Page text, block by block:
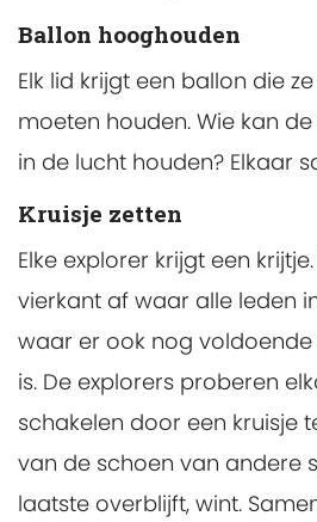
Ballon hooghouden
Elk lid krijgt een ballon die
moeten houden. Wie kan
in de lucht houden? Elkaar
Kruisje zetten
Elke explorer krijgt een
vierkant af waar alle leden
waar er ook nog
is. De explorers proberen
schakelen door een kruisje
van de schoen van andere
laatste overblijft, wint.